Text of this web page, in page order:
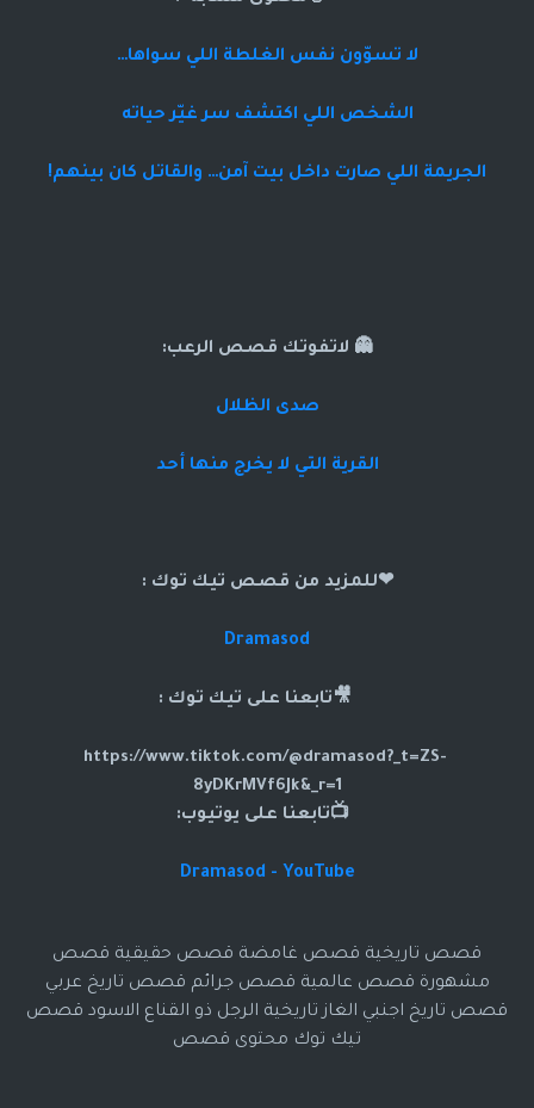
لا تسوّون نفس الغلطة اللي سواها…
الشخص اللي اكتشف سر غيّر حياته
الجريمة اللي صارت داخل بيت آمن… والقاتل كان بينهم!
👻 لاتفوتك قصص الرعب:
صدى الظلال
القرية التي لا يخرج منها أحد
❤للمزيد من قصص تيك توك :
Dramasod
🎥تابعنا على تيك توك :
https://www.tiktok.com/@dramasod?_t=ZS-
8yDKrMVf6Jk&_r=1
📺تابعنا على يوتيوب:
Dramasod - YouTube
قصص تاريخية قصص غامضة قصص حقيقية قصص
مشهورة قصص عالمية قصص جرائم قصص تاريخ عربي
قصص تاريخ اجنبي الغاز تاريخية الرجل ذو القناع الاسود قصص
تيك توك محتوى قصص